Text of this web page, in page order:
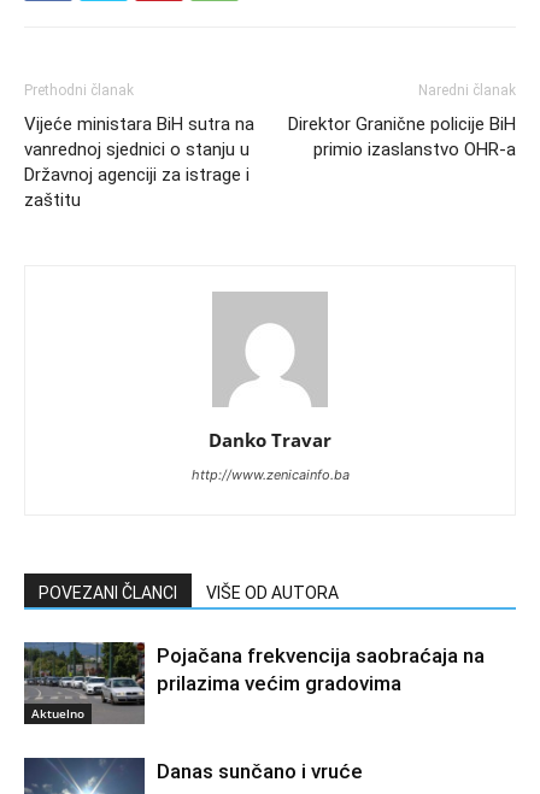
Prethodni članak
Vijeće ministara BiH sutra na
vanrednoj sjednici o stanju u
Državnoj agenciji za istrage i
zaštitu
Naredni članak
Direktor Granične policije BiH
primio izaslanstvo OHR-a
Danko Travar
http://www.zenicainfo.ba
POVEZANI ČLANCI VIŠE OD AUTORA
Aktuelno
Pojačana frekvencija saobraćaja na
prilazima većim gradovima
Danas sunčano i vruće